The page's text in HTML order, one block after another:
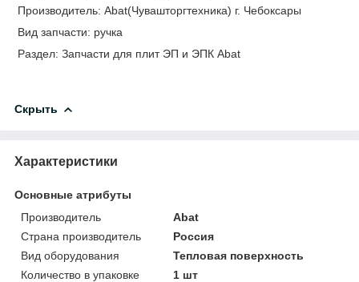
Производитель: Abat(Чувашторгтехника) г. Чебоксары
Вид запчасти: ручка
Раздел: Запчасти для плит ЭП и ЭПК Abat
Скрыть
Характеристики
Основные атрибуты
Производитель
Abat
Страна производитель
Россия
Вид оборудования
Тепловая поверхность
Количество в упаковке
1 шт